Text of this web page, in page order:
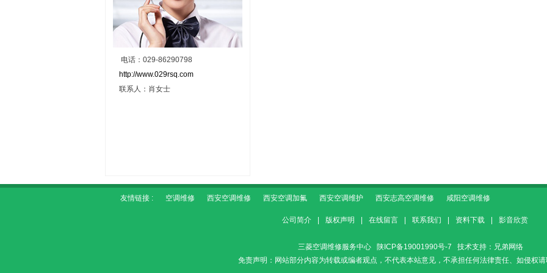
电话：029-86290798
http://www.029rsq.com
联系人：肖女士
友情链接 : 空调维修 西安空调维修 西安空调加氟 西安空调维护 西安志高空调维修 咸阳空调维修
公司简介 版权声明 在线留言 联系我们 资料下载 影音欣赏
三菱空调维修服务中心 陕ICP备19001990号-7 技术支持： 兄弟网络
免责声明：网站部分内容为转载或编者观点，不代表本站意见，不承担任何法律责任、如侵权请